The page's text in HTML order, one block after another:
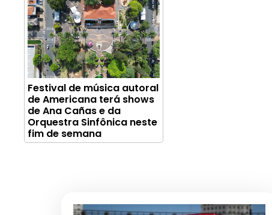
Festival de música autoral
de Americana terá shows
de Ana Cañas e da
Orquestra Sinfônica neste
fim de semana